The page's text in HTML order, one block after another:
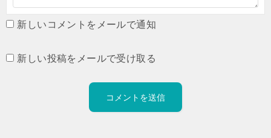
新しいコメントをメールで通知
新しい投稿をメールで受け取る